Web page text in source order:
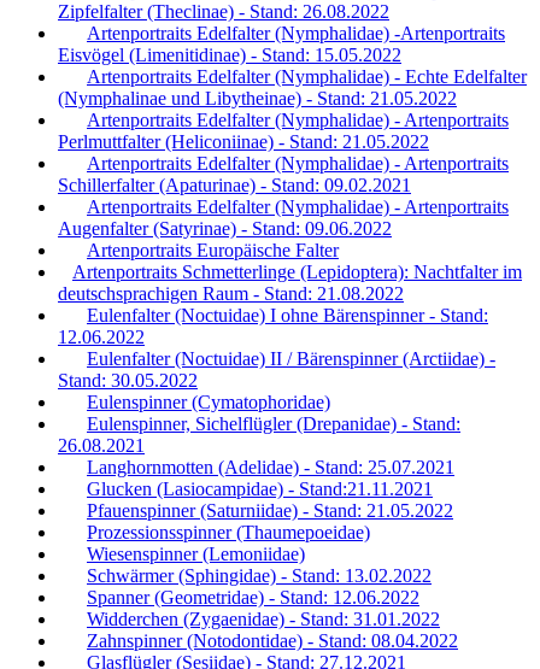
Zipfelfalter (Theclinae) - Stand: 26.08.2022
Artenportraits Edelfalter (Nymphalidae) -Artenportraits
Eisvögel (Limenitidinae) - Stand: 15.05.2022
Artenportraits Edelfalter (Nymphalidae) - Echte Edelfalter
(Nymphalinae und Libytheinae) - Stand: 21.05.2022
Artenportraits Edelfalter (Nymphalidae) - Artenportraits
Perlmuttfalter (Heliconiinae) - Stand: 21.05.2022
Artenportraits Edelfalter (Nymphalidae) - Artenportraits
Schillerfalter (Apaturinae) - Stand: 09.02.2021
Artenportraits Edelfalter (Nymphalidae) - Artenportraits
Augenfalter (Satyrinae) - Stand: 09.06.2022
Artenportraits Europäische Falter
Artenportraits Schmetterlinge (Lepidoptera): Nachtfalter im
deutschsprachigen Raum - Stand: 21.08.2022
Eulenfalter (Noctuidae) I ohne Bärenspinner - Stand:
12.06.2022
Eulenfalter (Noctuidae) II / Bärenspinner (Arctiidae) -
Stand: 30.05.2022
Eulenspinner (Cymatophoridae)
Eulenspinner, Sichelflügler (Drepanidae) - Stand:
26.08.2021
Langhornmotten (Adelidae) - Stand: 25.07.2021
Glucken (Lasiocampidae) - Stand:21.11.2021
Pfauenspinner (Saturniidae) - Stand: 21.05.2022
Prozessionsspinner (Thaumepoeidae)
Wiesenspinner (Lemoniidae)
Schwärmer (Sphingidae) - Stand: 13.02.2022
Spanner (Geometridae) - Stand: 12.06.2022
Widderchen (Zygaenidae) - Stand: 31.01.2022
Zahnspinner (Notodontidae) - Stand: 08.04.2022
Glasflügler (Sesiidae) - Stand: 27.12.2021